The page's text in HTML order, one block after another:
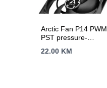
Arctic Fan P14 PWM
PST pressure-
fan with PWM PST
22.00 KM